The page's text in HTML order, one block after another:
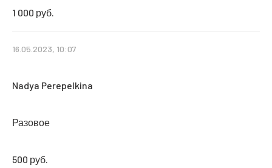
1 000 руб.
16.05.2023, 10:07
Nadya Perepelkina
Разовое
500 руб.